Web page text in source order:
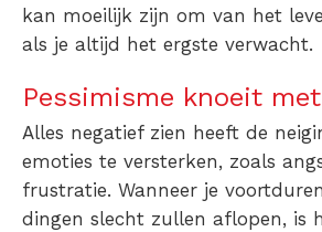
kan moeilijk zijn om van het
als je altijd het ergste verwacht.
Pessimisme knoeit
Alles negatief zien heeft de
emoties te versterken, zoals
frustratie. Wanneer je
dingen slecht zullen aflopen, is